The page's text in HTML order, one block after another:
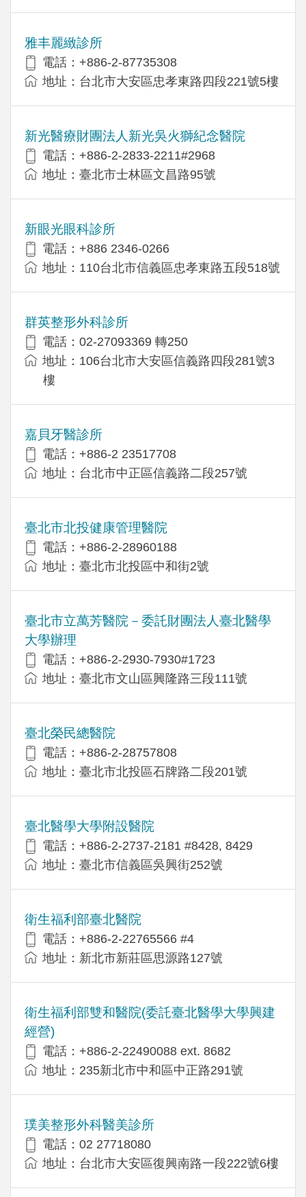
雅丰麗緻診所
電話：+886-2-87735308
地址：台北市大安區忠孝東路四段221號5樓
新光醫療財團法人新光吳火獅紀念醫院
電話：+886-2-2833-2211#2968
地址：臺北市士林區文昌路95號
新眼光眼科診所
電話：+886 2346-0266
地址：110台北市信義區忠孝東路五段518號
群英整形外科診所
電話：02-27093369 轉250
地址：106台北市大安區信義路四段281號3
樓
嘉貝牙醫診所
電話：+886-2 23517708
地址：台北市中正區信義路二段257號
臺北市北投健康管理醫院
電話：+886-2-28960188
地址：臺北市北投區中和街2號
臺北市立萬芳醫院－委託財團法人臺北醫學
大學辦理
電話：+886-2-2930-7930#1723
地址：臺北市文山區興隆路三段111號
臺北榮民總醫院
電話：+886-2-28757808
地址：臺北市北投區石牌路二段201號
臺北醫學大學附設醫院
電話：+886-2-2737-2181 #8428, 8429
地址：臺北市信義區吳興街252號
衛生福利部臺北醫院
電話：+886-2-22765566 #4
地址：新北市新莊區思源路127號
衛生福利部雙和醫院(委託臺北醫學大學興建
經營)
電話：+​886-2-22490088 ext. 8682
地址：​235新北市中和區中正路291號
璞美整形外科醫美診所
電話：02 27718080
地址：台北市大安區復興南路一段222號6樓